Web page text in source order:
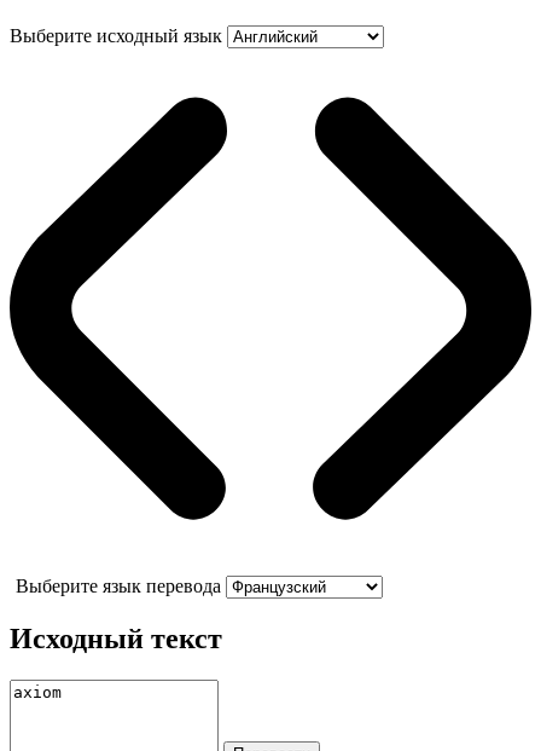
Выберите исходный язык
Выберите язык перевода
Исходный текст